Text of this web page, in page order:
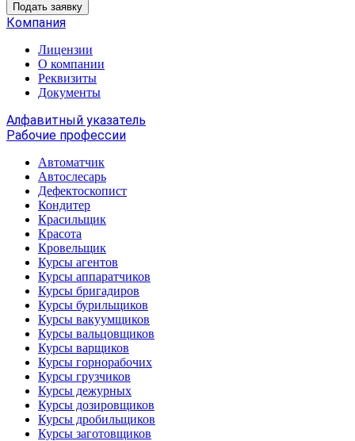
Подать заявку
Компания
Лицензии
О компании
Реквизиты
Документы
Алфавитный указатель
Рабочие профессии
Автоматчик
Автослесарь
Дефектоскопист
Кондитер
Красильщик
Красота
Кровельщик
Курсы агентов
Курсы аппаратчиков
Курсы бригадиров
Курсы бурильщиков
Курсы вакуумщиков
Курсы вальцовщиков
Курсы варщиков
Курсы горнорабочих
Курсы грузчиков
Курсы дежурных
Курсы дозировщиков
Курсы дробильщиков
Курсы заготовщиков